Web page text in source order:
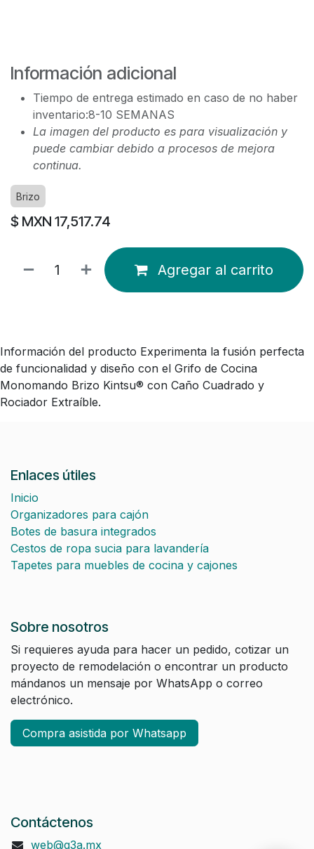
Información adicional
Tiempo de entrega estimado en caso de no haber
inventario:8-10 SEMANAS
La imagen del producto es para visualización y
puede cambiar debido a procesos de mejora
continua.
Brizo
$ MXN 17,517.74
Agregar al carrito
Información del producto Experimenta la fusión perfecta
de funcionalidad y diseño con el Grifo de Cocina
Monomando Brizo Kintsu® con Caño Cuadrado y
Rociador Extraíble.
Enlaces útiles
Inicio
Organizadores para cajón
Botes de basura integrados
Cestos de ropa sucia para lavandería
Tapetes para muebles de cocina y cajones
Sobre nosotros
Si requieres ayuda para hacer un pedido, cotizar un
proyecto de remodelación o encontrar un producto
mándanos un mensaje por WhatsApp o correo
electrónico.
Compra asistida por Whatsapp
Contáctenos
web@q3a.mx